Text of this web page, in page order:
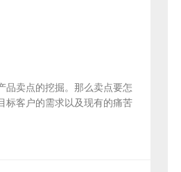
品卖点的挖掘。那么卖点要怎
标客户的需求以及现有的痛苦